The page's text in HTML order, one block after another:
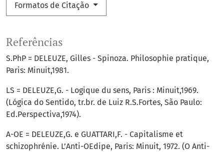
Formatos de Citação
Referências
S.PhP = DELEUZE, Gilles - Spinoza. Philosophie pratique,
Paris: Minuit,1981.
LS = DELEUZE,G. - Logique du sens, Paris : Minuit,1969.
(Lógica do Sentido, tr.br. de Luiz R.S.Fortes, São Paulo:
Ed.Perspectiva,1974).
A-OE = DELEUZE,G. e GUATTARI,F. - Capitalisme et
schizophrénie. L’Anti-OEdipe, Paris: Minuit, 1972. (O Anti-